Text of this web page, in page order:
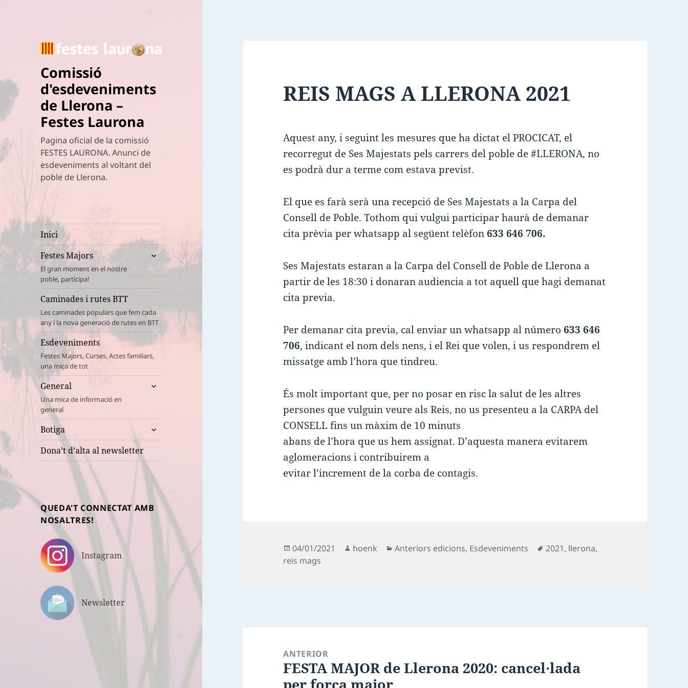
Comissió
d'esdeveniments
de Llerona –
Festes Laurona
Pagina oficial de la comissió
FESTES LAURONA. Anunci de
esdeveniments al voltant del
poble de Llerona.
Inici
Festes Majors
El gran moment en el nostre
poble, participa!
amplia
Caminades i rutes BTT
Les caminades populars que fem cada
any i la nova generació de rutes en BTT
Esdeveniments
Festes Majors, Curses, Actes familiars,
una mica de tot
General
Una mica de informació en
general
amplia
fill
Botiga
amplia
el
fill
Dona’t d’alta al newsletter
QUEDA'T CONNECTAT AMB
NOSALTRES!
Instagram
Newsletter
REIS MAGS A LLERONA 2021
Aquest any, i seguint les mesures que ha dictat el PROCICAT, el
recorregut de Ses Majestats pels carrers del poble de #LLERONA, no
es podrà dur a terme com estava previst.
El que es farà serà una recepció de Ses Majestats a la Carpa del
Consell de Poble. Tothom qui vulgui participar haurà de demanar
cita prèvia per whatsapp al següent telèfon633 646 706.
Ses Majestats estaran a la Carpa del Consell de Poble de Llerona a
partir de les 18:30 i donaran audiencia a tot aquell que hagi demanat
cita previa.
Per demanar cita previa, cal enviar un whatsapp al número633 646
706, indicant el nom dels nens, i el Rei que volen, i us respondrem el
missatge amb l’hora que tindreu.
És molt important que, per no posar en risc la salut de les altres
persones que vulguin veure als Reis, no us presenteu a la CARPA del
CONSELL fins un màxim de 10 minuts
abans de l’hora que us hem assignat. D’aquesta manera evitarem
aglomeracions i contribuirem a
evitar l’increment de la corba de contagis.
Publicat
el
04/01/2021 Autor
hoenk Categories
Anteriors edicions, Esdeveniments Etiquetes
2021, llerona,
reis mags
d'entradesANTERIOR
Entrada
anterior:
FESTA MAJOR de Llerona 2020: cancel·lada
per força major